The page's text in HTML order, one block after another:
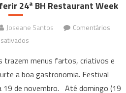
24ª BH Restaurant Week
Joseane Santos
Comentários
dias
para
conferir
trazem menus fartos, criativos e
a boa gastronomia. Festival
19 de novembro. Até domingo (19